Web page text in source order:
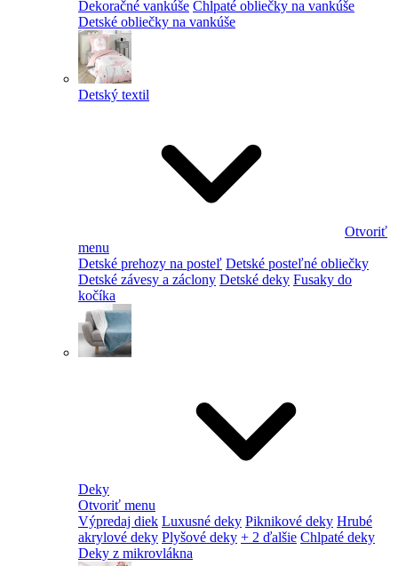
Dekoračné vankúše Chlpaté obliečky na vankúše
Detské obliečky na vankúše
Detský textil
Otvoriť
menu
Detské prehozy na posteľ Detské posteľné obliečky
Detské závesy a záclony Detské deky Fusaky do
kočíka
Deky
Otvoriť menu
Výpredaj diek Luxusné deky Piknikové deky Hrubé
akrylové deky Plyšové deky + 2 ďalšie Chlpaté deky
Deky z mikrovlákna